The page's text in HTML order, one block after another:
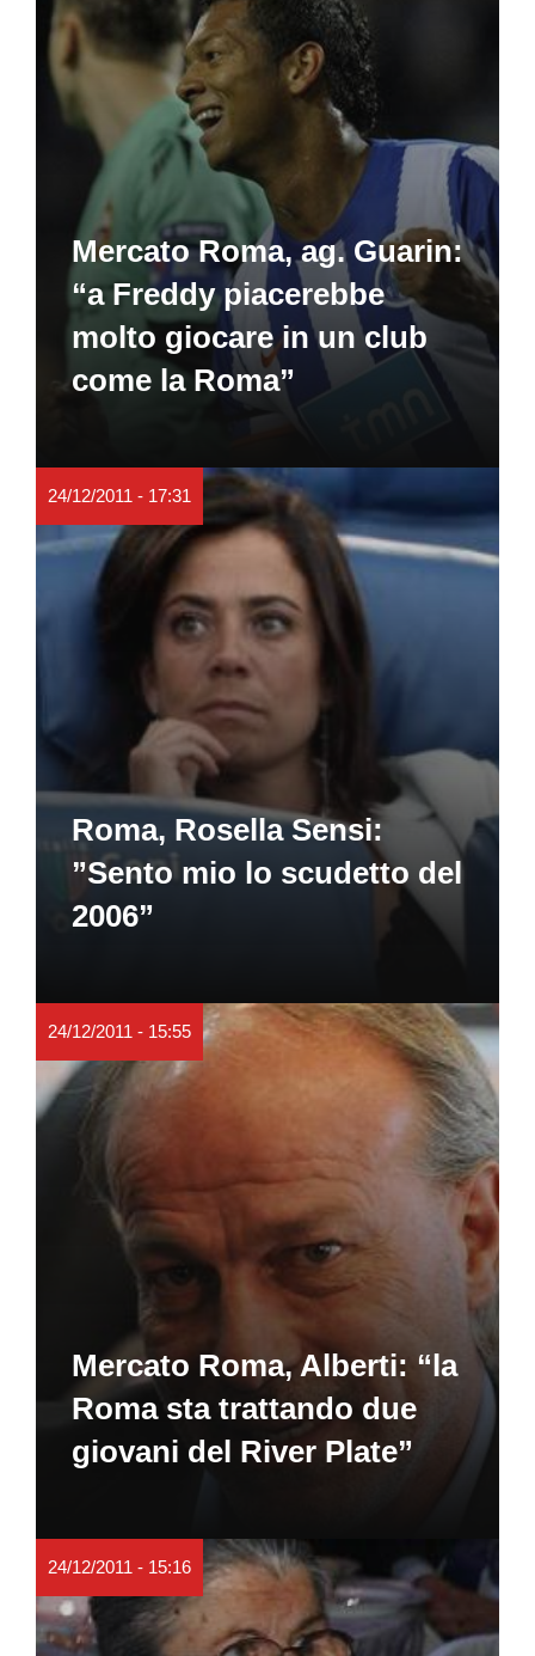
Mercato Roma, ag. Guarin:
“a Freddy piacerebbe
molto giocare in un club
come la Roma”
24/12/2011 - 17:31
Roma, Rosella Sensi:
”Sento mio lo scudetto del
2006”
24/12/2011 - 15:55
Mercato Roma, Alberti: “la
Roma sta trattando due
giovani del River Plate”
24/12/2011 - 15:16